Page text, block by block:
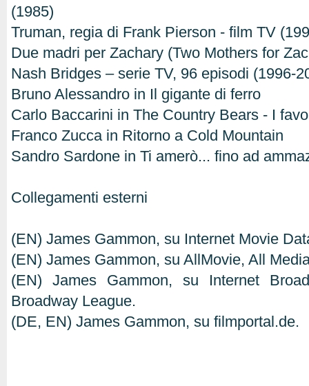
(1985)
Truman, regia di Frank Pierson - film TV
Due madri per Zachary (Two Mothers for
Nash Bridges – serie TV, 96 episodi (1996-
Bruno Alessandro in Il gigante di ferro
Carlo Baccarini in The Country Bears - I
Franco Zucca in Ritorno a Cold Mountain
Sandro Sardone in Ti amerò... fino ad
Collegamenti esterni
(EN) James Gammon, su Internet Movie
(EN) James Gammon, su AllMovie, All
(EN) James Gammon, su Internet
Broadway League.
(DE, EN) James Gammon, su filmportal.de.